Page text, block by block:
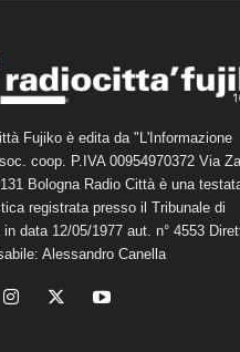
Fujiko è edita da "L'Informazione
coop. P.IVA 00954970372 Via
Bologna Radio Città è una
registrata presso il Tribunale di
in data 12/05/1977 aut. n° 4553
Alessandro Canella